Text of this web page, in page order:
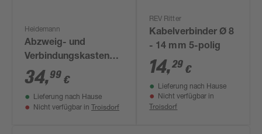
Heidemann
Abzweig- und
Verbindungskastenset
Iso Flex Gel 4-tlg.
34,99 €
Lieferung nach Hause
Nicht verfügbar in Troisdorf
REV Ritter
Kabelverbinder Ø 8
- 14 mm 5-polig
14,29 €
Lieferung nach Hause
Nicht verfügbar in
Troisdorf